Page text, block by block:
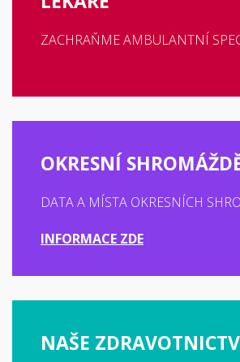
ZACHRAŇME AMBULANTNÍ
OKRESNÍ
DATA A MÍSTA OKRESNÍCH
INFORMACE ZDE
NAŠE